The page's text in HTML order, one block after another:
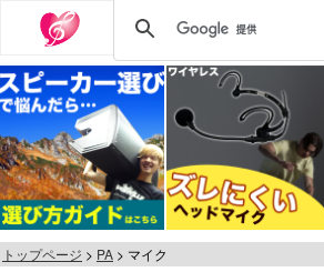
トップページ PA マイク